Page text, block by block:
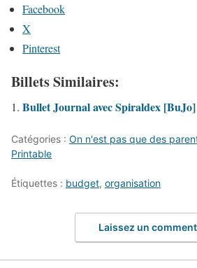
Facebook
X
Pinterest
Billets Similaires:
Bullet Journal avec Spiraldex [BuJo]
Catégories : On n'est pas que des
Printable
Étiquettes : budget, organisation
Laissez un